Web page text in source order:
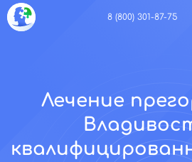
8 (800) 301-87-75
Лечение